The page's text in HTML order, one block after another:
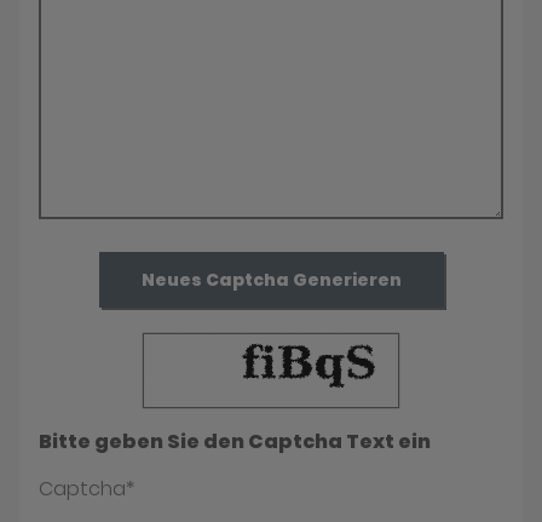
Neues Captcha Generieren
Bitte geben Sie den Captcha Text ein
Captcha*